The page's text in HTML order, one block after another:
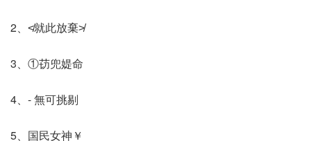
2、≮就此放棄≯
3、①苆兜媞命
4、- 無可挑剔
5、国民女神￥